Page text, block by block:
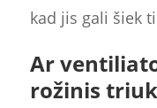
kad jis gali šiek
Ar
rožinis